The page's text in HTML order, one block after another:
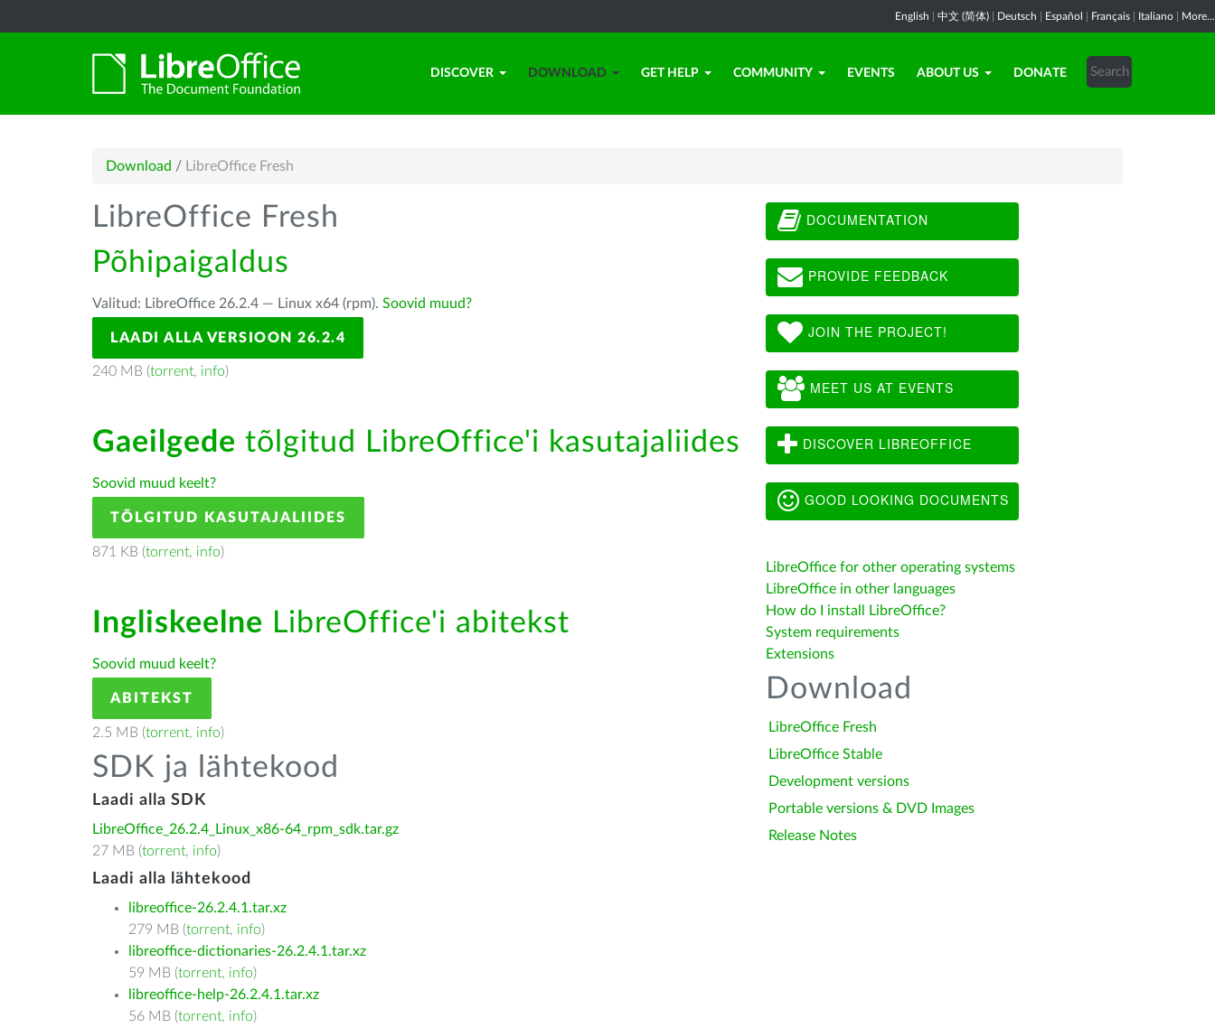
English 中文 (简体) Deutsch Español Français Italiano More...
DISCOVER DOWNLOAD GET HELP COMMUNITY EVENTS ABOUT US DONATE
Download / LibreOffice Fresh
LibreOffice Fresh
Põhipaigaldus
Valitud: LibreOffice 26.2.4 — Linux x64 (rpm). Soovid muud?
LAADI ALLA VERSIOON 26.2.4
240 MB (torrent, info)
Gaeilgede tõlgitud LibreOffice'i kasutajaliides
Soovid muud keelt?
TÕLGITUD KASUTAJALIIDES
871 KB (torrent, info)
Ingliskeelne LibreOffice'i abitekst
Soovid muud keelt?
ABITEKST
2.5 MB (torrent, info)
SDK ja lähtekood
Laadi alla SDK
LibreOffice_26.2.4_Linux_x86-64_rpm_sdk.tar.gz
27 MB (torrent, info)
Laadi alla lähtekood
libreoffice-26.2.4.1.tar.xz
279 MB (torrent, info)
libreoffice-dictionaries-26.2.4.1.tar.xz
59 MB (torrent, info)
libreoffice-help-26.2.4.1.tar.xz
56 MB (torrent, info)
DOCUMENTATION
PROVIDE FEEDBACK
JOIN THE PROJECT!
MEET US AT EVENTS
DISCOVER LIBREOFFICE
GOOD LOOKING DOCUMENTS
LibreOffice for other operating systems
LibreOffice in other languages
How do I install LibreOffice?
System requirements
Extensions
Download
LibreOffice Fresh
LibreOffice Stable
Development versions
Portable versions & DVD Images
Release Notes